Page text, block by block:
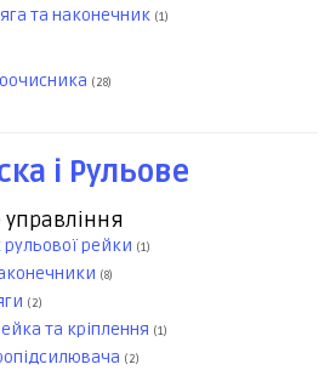
та наконечник (1)
(28)
і Рульове
управління
рейки (1)
(8)
(2)
та кріплення (1)
(2)